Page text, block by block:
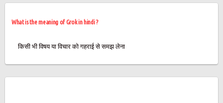
What is the meaning of Grok in hindi ?
किसी भी विषय या विचार को गहराई से समझ लेना